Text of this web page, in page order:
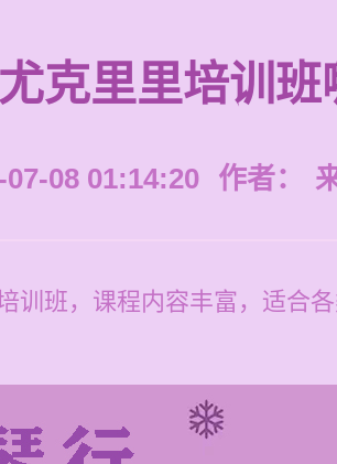
克里里培训班
08 01:14:20 作者：
训班，课程内容丰富，适合